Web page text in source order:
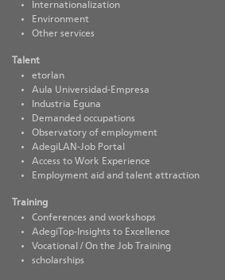
Internationalization
Environment
Other services
Talent
etorlan
Aula Universidad-Empresa
Industria Eguna
Demanded occupations
Observatory of employment
AdegiLAN-Job Portal
Access to Work Experience
Employment aid and talent attraction
Training
Conferences and workshops
AdegiTop-Insights to Excellence
Vocational / On the Job Training
scholarships